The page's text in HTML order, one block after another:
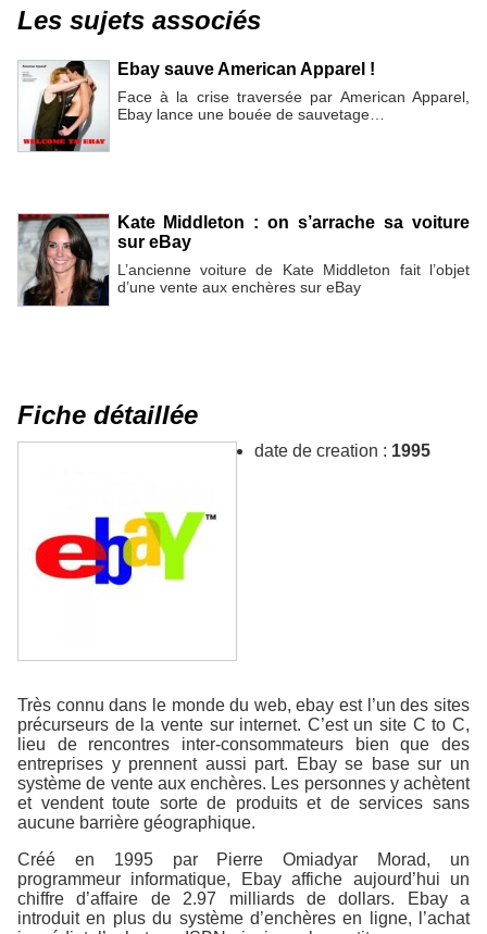
Les sujets associés
Ebay sauve American Apparel !
Face à la crise traversée par American Apparel,
Ebay lance une bouée de sauvetage…
Kate Middleton : on s’arrache sa voiture
sur eBay
L’ancienne voiture de Kate Middleton fait l’objet
d’une vente aux enchères sur eBay
Fiche détaillée
date de creation : 1995
Très connu dans le monde du web, ebay est l’un des sites
précurseurs de la vente sur internet. C’est un site C to C,
lieu de rencontres inter-consommateurs bien que des
entreprises y prennent aussi part. Ebay se base sur un
système de vente aux enchères. Les personnes y achètent
et vendent toute sorte de produits et de services sans
aucune barrière géographique.
Créé en 1995 par Pierre Omiadyar Morad, un
programmeur informatique, Ebay affiche aujourd’hui un
chiffre d’affaire de 2.97 milliards de dollars. Ebay a
introduit en plus du système d’enchères en ligne, l’achat